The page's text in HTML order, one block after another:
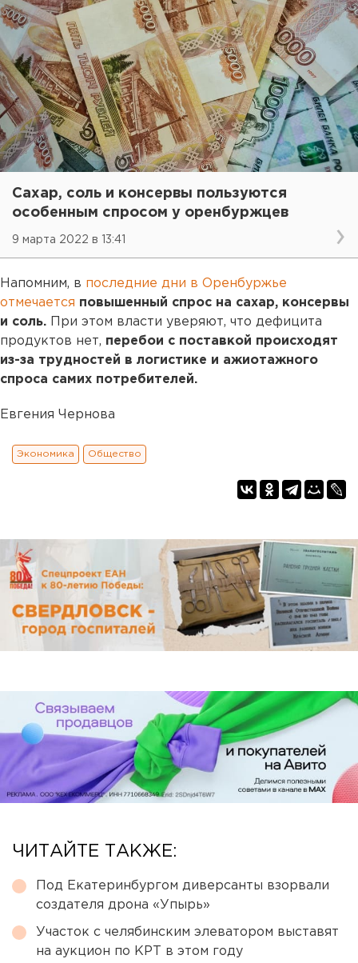
Сахар, соль и консервы пользуются
особенным спросом у оренбуржцев
9 марта 2022 в 13:41
Напомним, в последние дни в Оренбуржье
отмечается повышенный спрос на сахар, консервы
и соль. При этом власти уверяют, что дефицита
продуктов нет, перебои с поставкой происходят
из-за трудностей в логистике и ажиотажного
спроса самих потребителей.
Евгения Чернова
Экономика Общество
ЧИТАЙТЕ ТАКЖЕ:
Под Екатеринбургом диверсанты взорвали
создателя дрона «Упырь»
Участок с челябинским элеватором выставят
на аукцион по КРТ в этом году